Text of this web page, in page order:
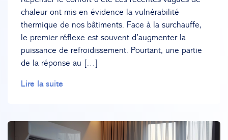
chaleur ont mis en évidence la vulnérabilité
thermique de nos bâtiments. Face à la surchauffe,
le premier réflexe est souvent d’augmenter la
puissance de refroidissement. Pourtant, une partie
de la réponse au […]
Lire la suite